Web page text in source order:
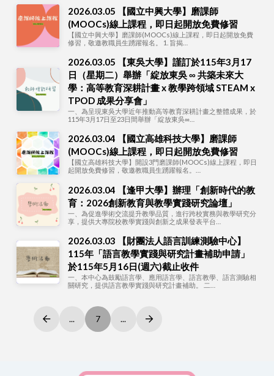
2026.03.05 【國立中興大學】磨課師
(MOOCs)線上課程，即日起開放免費修習
【國立中興大學】磨課師(MOOCs)線上課程，即日起開放免費
修習，敬邀教職員生踴躍報名。 1. 旨揭…
2026.03.05 【東吳大學】謹訂於115年3月17
日（星期二）舉辦「綻放東吳 ∞ 共築未來大
學：高等教育深耕計畫 x 教學跨領域 STEAM x
TPOD 成果分享會」
一、為呈現東吳大學近年推動高等教育深耕計畫之整體成果，於
115年3月17日至23日間舉辦「綻放東吳∞…
2026.03.04 【國立高雄科技大學】磨課師
(MOOCs)線上課程，即日起開放免費修習
【國立高雄科技大學】開設3門磨課師(MOOCs)線上課程，即日
起開放免費修習，敬邀教職員生踴躍報名。…
2026.03.04 【逢甲大學】辦理「創新時代的教
育：2026創新教育與教學實踐研究論壇」
一、為促進學術交流提升教學品質，進行跨校實務與教學研究分
享，提供大專院校教學實踐與創新之成果發表平台…
2026.03.03 【財團法人語言訓練測驗中心】
115年「語言教學實踐與研究計畫補助申請」
於115年5月16日(週六)截止收件
一、本中心為鼓勵語言學、應用語言學、語言教學、語言測驗相
關研究，提供語言教學實踐與研究計畫補助。 二…
Prev ... 7 ... Next